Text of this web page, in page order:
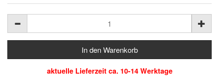
aktuelle Lieferzeit ca. 10-14 Werktage